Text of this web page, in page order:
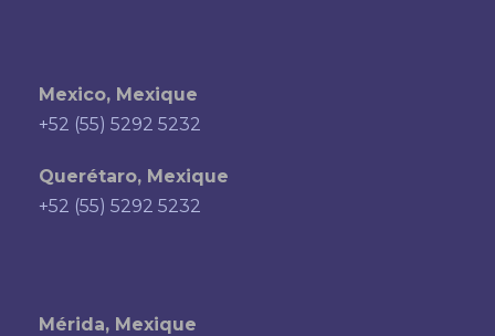
Mexico, Mexique
+52 (55) 5292 5232
Querétaro, Mexique
+52 (55) 5292 5232
Mérida, Mexique